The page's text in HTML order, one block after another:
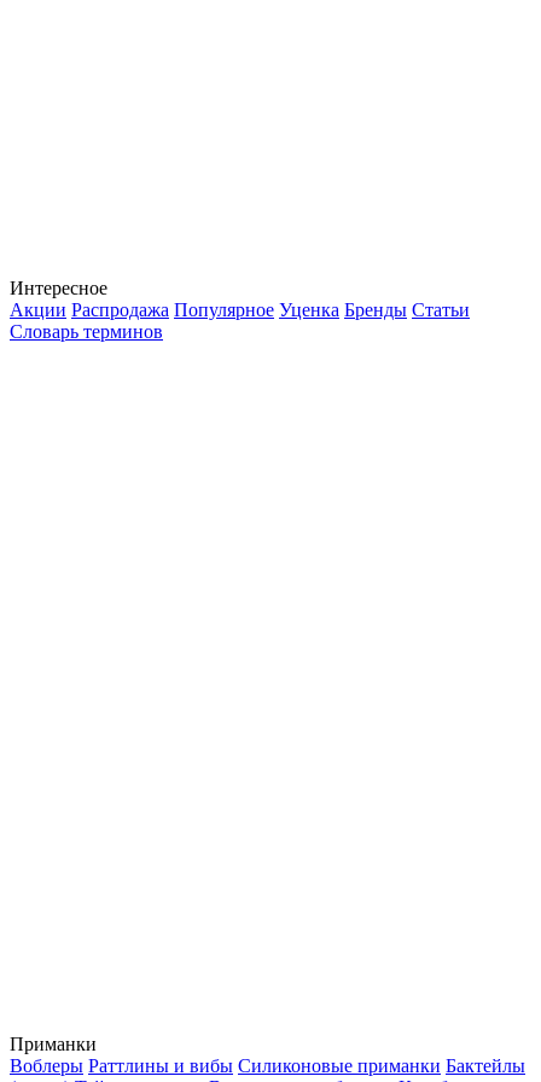
Интересное
Акции Распродажа Популярное Уценка Бренды Статьи
Словарь терминов
Приманки
Воблеры Раттлины и вибы Силиконовые приманки Бактейлы